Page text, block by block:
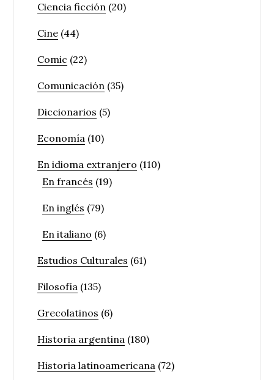
Ciencia ficción (20)
Cine (44)
Comic (22)
Comunicación (35)
Diccionarios (5)
Economía (10)
En idioma extranjero (110)
En francés (19)
En inglés (79)
En italiano (6)
Estudios Culturales (61)
Filosofía (135)
Grecolatinos (6)
Historia argentina (180)
Historia latinoamericana (72)